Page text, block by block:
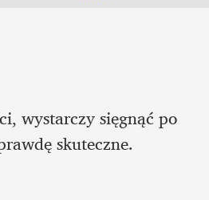
wystarczy sięgnąć po
skuteczne.